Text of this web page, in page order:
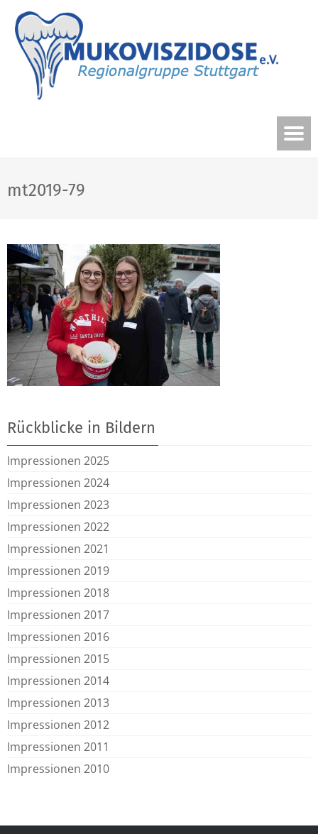
mt2019-79
Rückblicke in Bildern
Impressionen 2025
Impressionen 2024
Impressionen 2023
Impressionen 2022
Impressionen 2021
Impressionen 2019
Impressionen 2018
Impressionen 2017
Impressionen 2016
Impressionen 2015
Impressionen 2014
Impressionen 2013
Impressionen 2012
Impressionen 2011
Impressionen 2010